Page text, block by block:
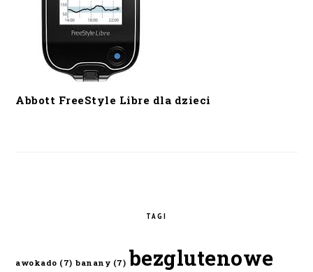
Abbott FreeStyle Libre dla dzieci
TAGI
awokado (7) banany (7) bezglutenowe